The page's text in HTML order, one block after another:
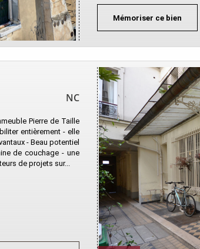
Mémoriser ce bien
NC
Pierre de Taille
entièrement - elle
- Beau potentiel
de couchage - une
de projets sur...